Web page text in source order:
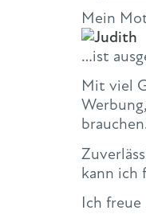
Mein
…ist
Mit viel
kann ich
Ich